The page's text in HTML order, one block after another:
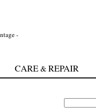
CARE&REPAIR